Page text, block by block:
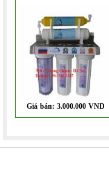
Giá bán: 3.000.000 VND